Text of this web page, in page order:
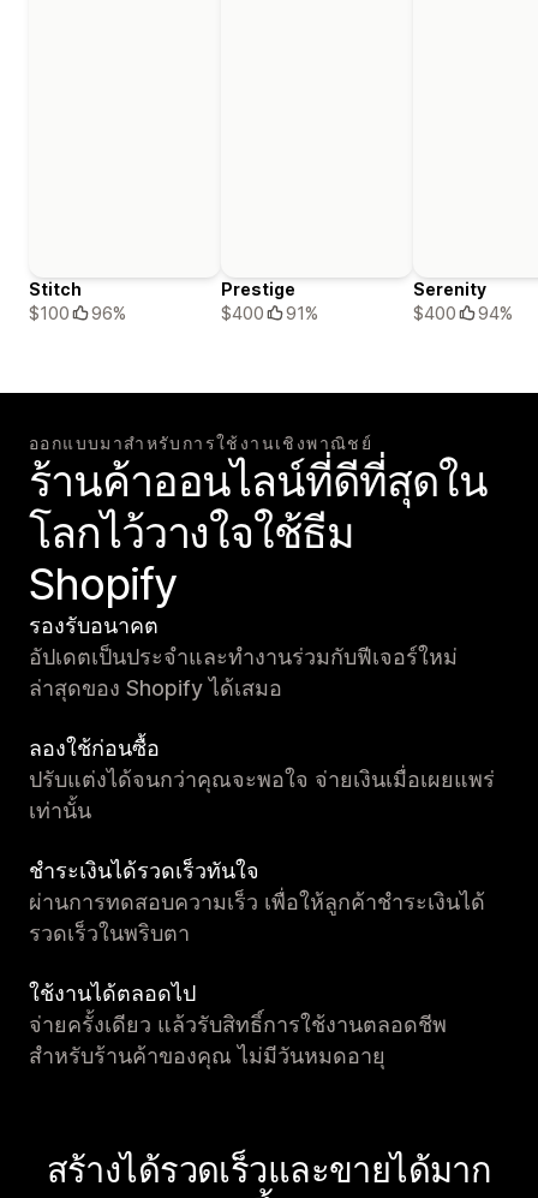
Stitch
$100
96%
Prestige
$400
91%
Serenity
$400
94%
ออกแบบมาสำหรับการใช้งานเชิงพาณิชย์
ร้านค้าออนไลน์ที่ดีที่สุดใน
โลกไว้วางใจใช้ธีม
Shopify
รองรับอนาคต
อัปเดตเป็นประจำและทำงานร่วมกับฟีเจอร์ใหม่
ล่าสุดของ Shopify ได้เสมอ
ลองใช้ก่อนซื้อ
ปรับแต่งได้จนกว่าคุณจะพอใจ จ่ายเงินเมื่อเผยแพร่
เท่านั้น
ชำระเงินได้รวดเร็วทันใจ
ผ่านการทดสอบความเร็ว เพื่อให้ลูกค้าชำระเงินได้
รวดเร็วในพริบตา
ใช้งานได้ตลอดไป
จ่ายครั้งเดียว แล้วรับสิทธิ์การใช้งานตลอดชีพ
สำหรับร้านค้าของคุณ ไม่มีวันหมดอายุ
สร้างได้รวดเร็วและขายได้มาก